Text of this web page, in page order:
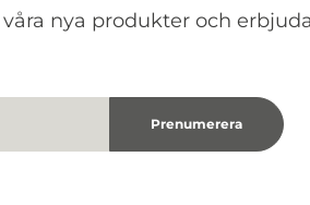
nya produkter och